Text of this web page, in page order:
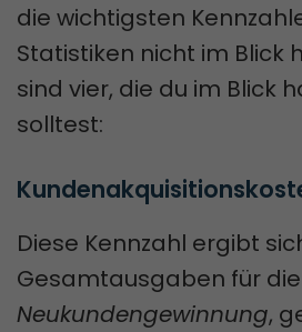
die wichtigsten
Statistiken nicht im Blick
sind vier, die du im Blick
solltest:
Diese Kennzahl ergibt
Gesamtausgaben für die
Neukundengewinnung,